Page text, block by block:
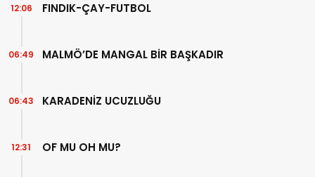
FINDIK-ÇAY-FUTBOL
12:06
MALMÖ’DE MANGAL BİR BAŞKADIR
06:49
KARADENİZ UCUZLUĞU
06:43
OF MU OH MU?
12:31